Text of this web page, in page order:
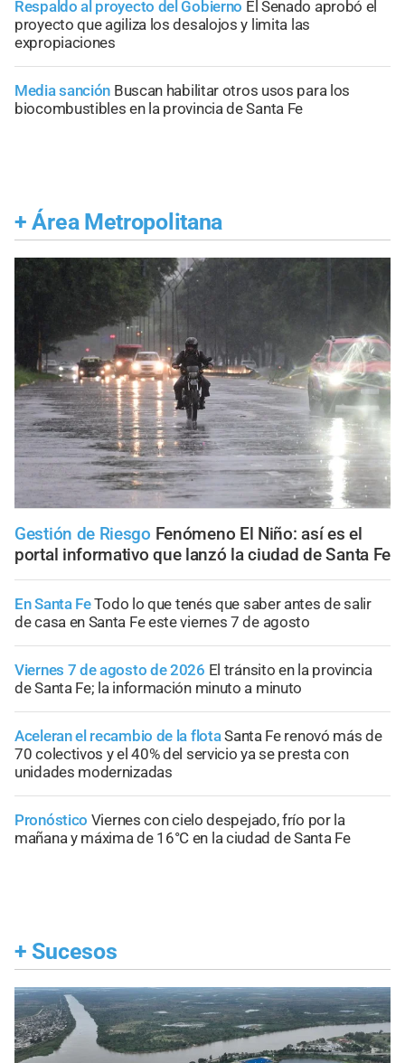
Respaldo al proyecto del Gobierno El Senado aprobó el
proyecto que agiliza los desalojos y limita las
expropiaciones
Media sanción Buscan habilitar otros usos para los
biocombustibles en la provincia de Santa Fe
+ Área Metropolitana
Gestión de Riesgo Fenómeno El Niño: así es el
portal informativo que lanzó la ciudad de Santa Fe
En Santa FeTodo lo que tenés que saber antes de salir
de casa en Santa Fe este viernes 7 de agosto
Viernes 7 de agosto de 2026 El tránsito en la provincia
de Santa Fe; la información minuto a minuto
Aceleran el recambio de la flotaSanta Fe renovó más de
70 colectivos y el 40% del servicio ya se presta con
unidades modernizadas
Pronóstico Viernes con cielo despejado, frío por la
mañana y máxima de 16°C en la ciudad de Santa Fe
+ Sucesos